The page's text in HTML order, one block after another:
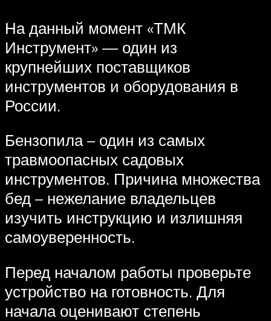
На данный момент «ТМК
Инструмент» — один из
крупнейших поставщиков
инструментов и оборудования в
России.
Бензопила – один из самых
травмоопасных садовых
инструментов. Причина множества
бед – нежелание владельцев
изучить инструкцию и излишняя
самоуверенность.
Перед началом работы проверьте
устройство на готовность. Для
начала оценивают степень